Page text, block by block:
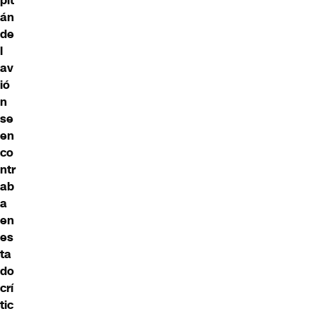
án
de
l
av
ió
n
se
en
co
ntr
ab
a
en
es
ta
do
crí
tic